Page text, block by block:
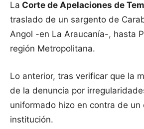
La Corte de Apelaciones de
traslado de un sargento de
Angol -en La Araucanía-, hasta
región Metropolitana.
Lo anterior, tras verificar que la
de la denuncia por
uniformado hizo en contra de un
institución.